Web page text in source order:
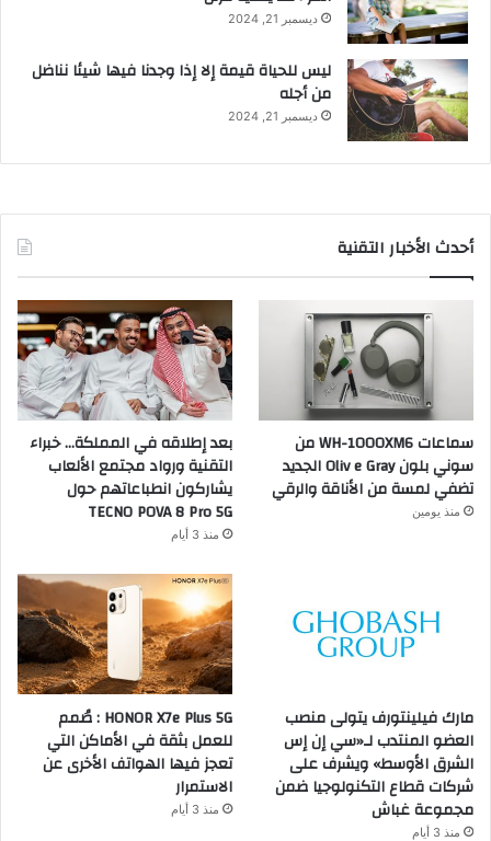
ديسمبر 21, 2024
ليس للحياة قيمة إلا إذا وجدنا فيها شيئا نناضل
من أجله
ديسمبر 21, 2024
أحدث الأخبار التقنية
سماعات WH-1000XM6 من
سوني بلون Oliv e Gray الجديد
تضفي لمسة من الأناقة والرقي
منذ يومين
بعد إطلاقه في المملكة… خبراء
التقنية ورواد مجتمع الألعاب
يشاركون انطباعاتهم حول
TECNO POVA 8 Pro 5G
منذ 3 أيام
مارك فيلينتورف يتولى منصب
العضو المنتدب لـ«سي إن إس
الشرق الأوسط» ويشرف على
شركات قطاع التكنولوجيا ضمن
مجموعة غباش
منذ 3 أيام
HONOR X7e Plus 5G : صُمم
للعمل بثقة في الأماكن التي
تعجز فيها الهواتف الأخرى عن
الاستمرار
منذ 3 أيام